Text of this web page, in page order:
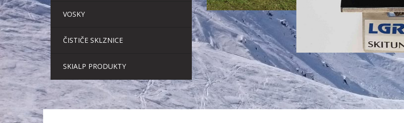
VOSKY
ČISTIČE SKLZNICE
SKIALP PRODUKTY